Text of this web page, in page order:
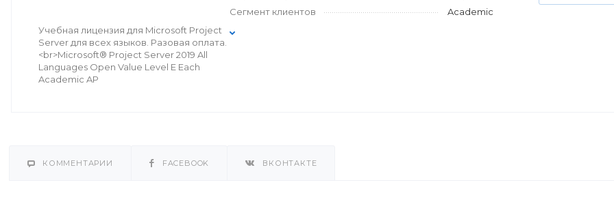
Учебная лицензия для Microsoft Project
Server для всех языков. Разовая оплата.
<br>Microsoft® Project Server 2019 All
Languages Open Value Level E Each
Academic AP
Сегмент клиентов
Academic
КОММЕНТАРИИ FACEBOOK ВКОНТАКТЕ